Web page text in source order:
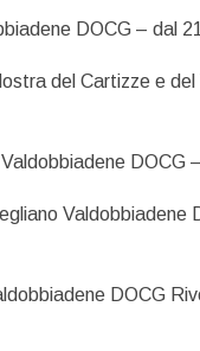
DOCG – dal
del Cartizze e
DOCG
Valdobbiadene
DOCG